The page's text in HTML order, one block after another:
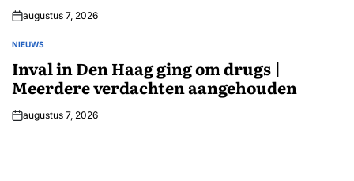
augustus 7, 2026
GEPLAATST
NIEUWS
Inval in Den Haag ging om drugs |
Meerdere verdachten aangehouden
augustus 7, 2026